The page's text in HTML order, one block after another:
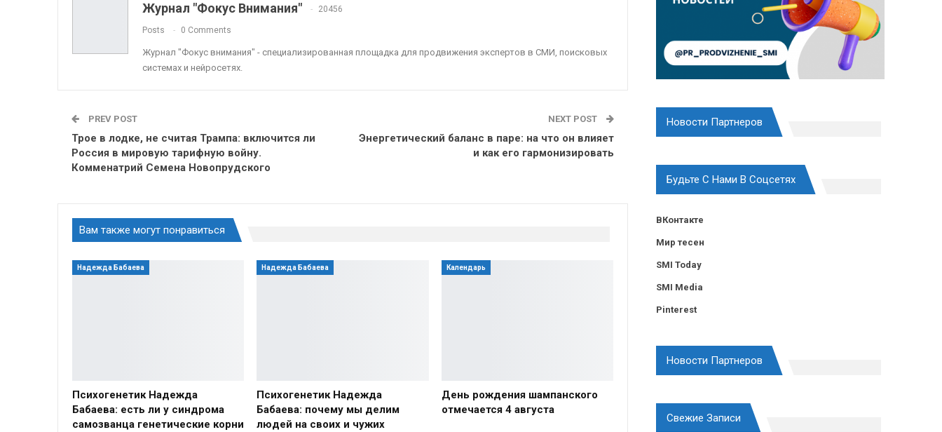
Журнал "Фокус Внимания" 20456
Posts 0 Comments
Журнал "Фокус внимания" - специализированная площадка для продвижения экспертов в СМИ, поисковых
системах и нейросетях.
PREV POST
Трое в лодке, не считая Трампа: включится ли
Россия в мировую тарифную войну.
Комменатрий Семена Новопрудского
NEXT POST
Энергетический баланс в паре: на что он влияет
и как его гармонизировать
Вам также могут понравиться
Надежда Бабаева
Психогенетик Надежда
Бабаева: есть ли у синдрома
самозванца генетические корни
Надежда Бабаева
Психогенетик Надежда
Бабаева: почему мы делим
людей на своих и чужих
Календарь
День рождения шампанского
отмечается 4 августа
Новости Партнеров
Будьте С Нами В Соцсетях
ВКонтакте
Мир тесен
SMI Today
SMI Media
Pinterest
Новости Партнеров
Свежие Записи